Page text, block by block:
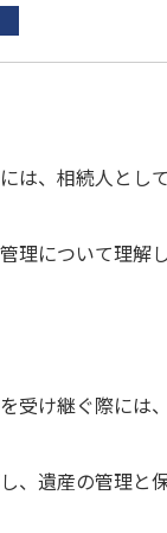
は、相続人とし
理について理解
受け継ぐ際には、
、遺産の管理と